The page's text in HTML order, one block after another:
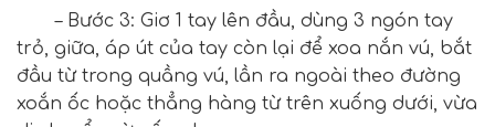
– Bước 3: Giơ 1 tay lên đầu, dùng 3 ngón tay
trỏ, giữa, áp út của tay còn lại để xoa nắn vú, bắt
đầu từ trong quầng vú, lần ra ngoài theo đường
xoắn ốc hoặc thẳng hàng từ trên xuống dưới, vừa